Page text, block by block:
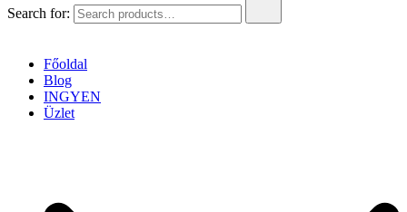
Search for:
Főoldal
Blog
INGYEN
Üzlet